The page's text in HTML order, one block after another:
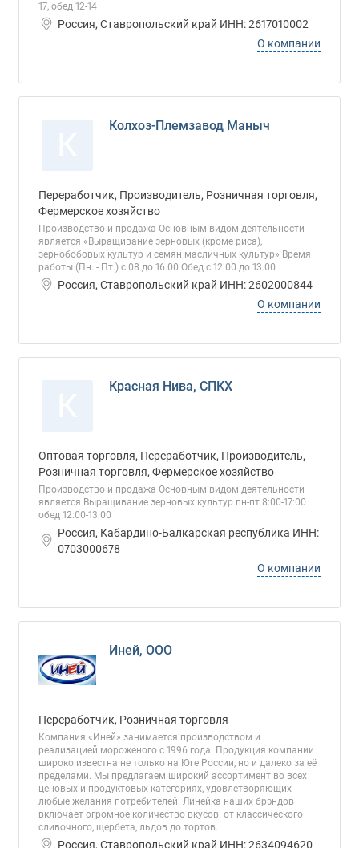
17, обед 12-14
Россия, Ставропольский край ИНН: 2617010002
О компании
Колхоз-Племзавод Маныч
Переработчик, Производитель, Розничная торговля,
Фермерское хозяйство
Производство и продажа Основным видом деятельности
является «Выращивание зерновых (кроме риса),
зернобобовых культур и семян масличных культур» Время
работы (Пн. - Пт.) с 08 до 16.00 Обед с 12.00 до 13.00
Россия, Ставропольский край ИНН: 2602000844
О компании
Красная Нива, СПКХ
Оптовая торговля, Переработчик, Производитель,
Розничная торговля, Фермерское хозяйство
Производство и продажа Основным видом деятельности
является Выращивание зерновых культур пн-пт 8:00-17:00
обед 12:00-13:00
Россия, Кабардино-Балкарская республика ИНН:
0703000678
О компании
Иней, ООО
Переработчик, Розничная торговля
Компания «Иней» занимается производством и
реализацией мороженого с 1996 года. Продукция компании
широко известна не только на Юге России, но и далеко за её
пределами. Мы предлагаем широкий ассортимент во всех
ценовых и продуктовых категориях, удовлетворяющих
любые желания потребителей. Линейка наших брэндов
включает огромное количество вкусов: от классического
сливочного, щербета, льдов до тортов.
Россия, Ставропольский край ИНН: 2634094620